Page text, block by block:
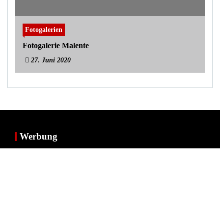
Fotogalerien
Fotogalerie Malente
27. Juni 2020
Werbung